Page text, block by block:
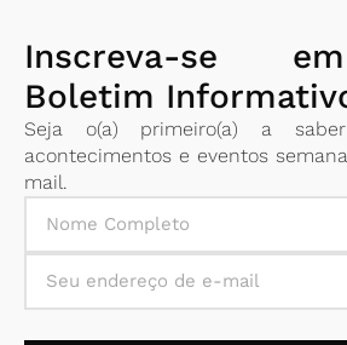
Inscreva-se
Boletim
Seja o(a) primeiro(a) a
acontecimentos e eventos
mail.